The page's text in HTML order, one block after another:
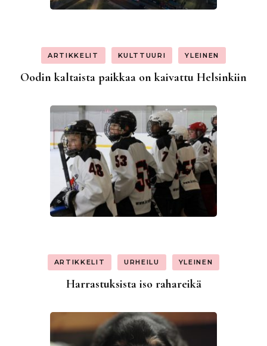
ARTIKKELIT KULTTUURI YLEINEN
Oodin kaltaista paikkaa on kaivattu Helsinkiin
ARTIKKELIT URHEILU YLEINEN
Harrastuksista iso rahareikä